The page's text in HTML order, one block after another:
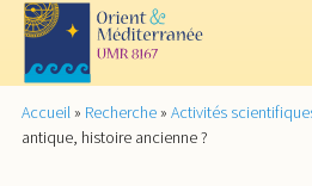
Accueil » Recherche » Activités
antique, histoire ancienne ?